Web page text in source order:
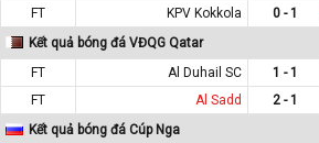
FT
KPV Kokkola 0 - 1
Kết quả bóng đá VĐQG Qatar
FT
Al Duhail SC 1 - 1
FT
Al Sadd 2 - 1
Kết quả bóng đá Cúp Nga